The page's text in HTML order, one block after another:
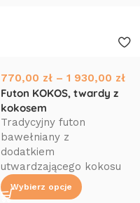
770,00 zł – 1 930,00 zł
Futon KOKOS, twardy z
kokosem
Tradycyjny futon
bawełniany z
dodatkiem
utwardzającego kokosu
Wybierz opcje